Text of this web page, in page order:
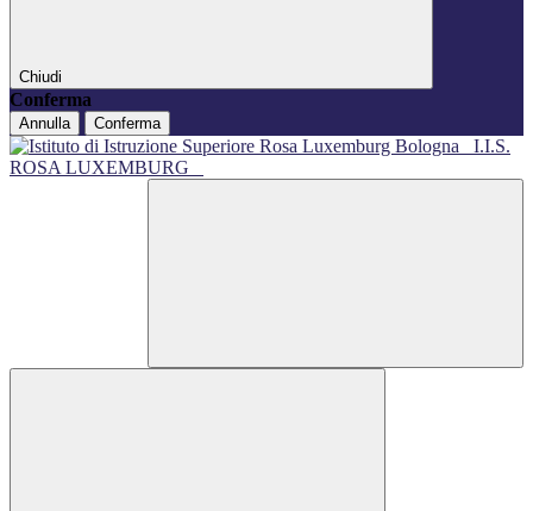
Chiudi
Conferma
Annulla Conferma
I.I.S.
ROSA LUXEMBURG